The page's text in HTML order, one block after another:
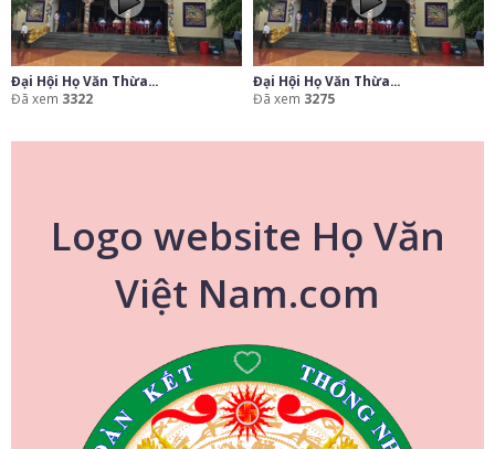
Đại Hội Họ Văn Thừa...
Đã xem 3322
Đại Hội Họ Văn Thừa...
Đã xem 3275
Logo website Họ Văn
Việt Nam.com